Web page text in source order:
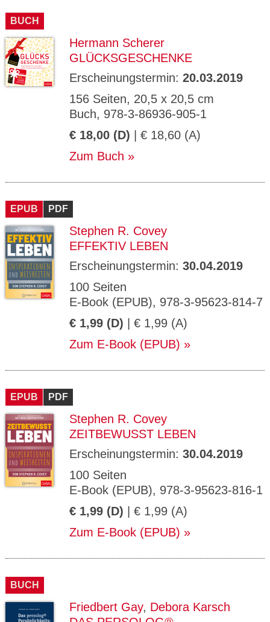
BUCH
Hermann Scherer
GLÜCKSGESCHENKE
Erscheinungstermin: 20.03.2019
156 Seiten, 20,5 x 20,5 cm
Buch, 978-3-86936-905-1
€ 18,00 (D) | € 18,60 (A)
Zum Buch
EPUB PDF
Stephen R. Covey
EFFEKTIV LEBEN
Erscheinungstermin: 30.04.2019
100 Seiten
E-Book (EPUB), 978-3-95623-814-7
€ 1,99 (D) | € 1,99 (A)
Zum E-Book (EPUB)
EPUB PDF
Stephen R. Covey
ZEITBEWUSST LEBEN
Erscheinungstermin: 30.04.2019
100 Seiten
E-Book (EPUB), 978-3-95623-816-1
€ 1,99 (D) | € 1,99 (A)
Zum E-Book (EPUB)
BUCH
Friedbert Gay, Debora Karsch